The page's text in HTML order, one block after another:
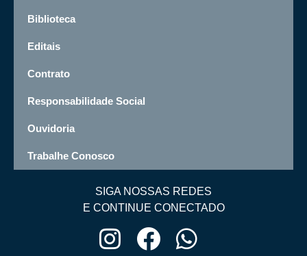
Biblioteca
Editais
Contrato
Responsabilidade Social
Ouvidoria
Trabalhe Conosco
SIGA NOSSAS REDES
E CONTINUE CONECTADO